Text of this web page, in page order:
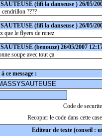
(fifi la danseuse ) 26/05/
????
(fifi la danseuse ) 26/05/
que le flyers de renez
(benouze) 26/05/2007
soupe avec tout ça
ce message :
Code de
Recopier le code dans cette
Editeur de texte (conseil :